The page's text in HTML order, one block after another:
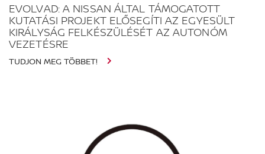
EVOLVAD: A NISSAN ÁLTAL TÁMOGATOTT
KUTATÁSI PROJEKT ELŐSEGÍTI AZ EGYESÜLT
KIRÁLYSÁG FELKÉSZÜLÉSÉT AZ AUTONÓM
VEZETÉSRE
TUDJON MEG TÖBBET!